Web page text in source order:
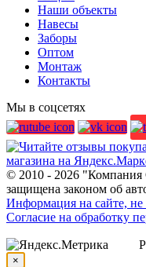
Наши объекты
Навесы
Заборы
Оптом
Монтаж
Контакты
Мы в соцсетях
© 2010 - 2026
защищена законом об
Информация на сайте, не
Согласие на обработку
×